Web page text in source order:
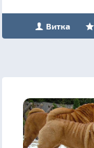
Витка